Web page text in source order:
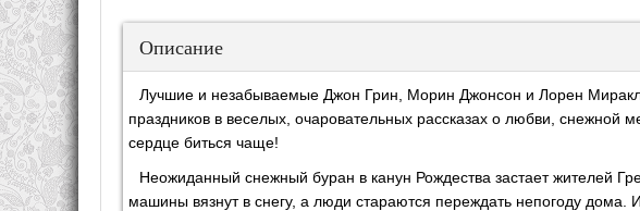
Описание
Лучшие и незабываемые Джон Грин, Морин Джонсон и Лорен Миракл
праздников в веселых, очаровательных рассказах о любви, снежной
сердце биться чаще!
Неожиданный снежный буран в канун Рождества застает жителей
машины вязнут в снегу, а люди стараются переждать непогоду дома.